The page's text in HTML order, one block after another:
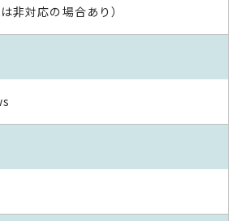
非対応の場合あり）